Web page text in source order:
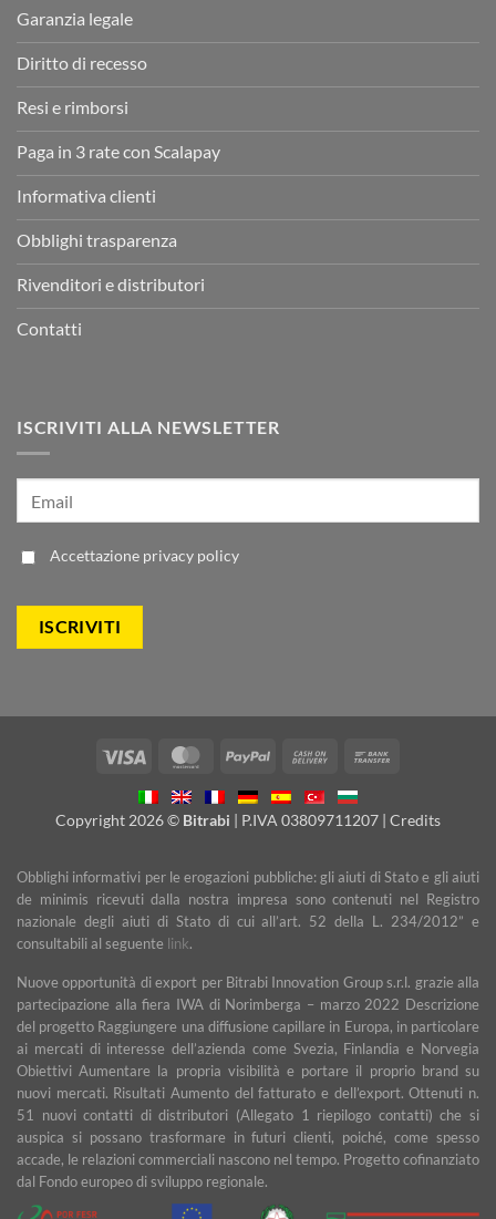
Garanzia legale
Diritto di recesso
Resi e rimborsi
Paga in 3 rate con Scalapay
Informativa clienti
Obblighi trasparenza
Rivenditori e distributori
Contatti
ISCRIVITI ALLA NEWSLETTER
Accettazione privacy policy
Visa MasterCardPayPal
Cash
Delivery
Copyright 2026 © Bitrabi | P.IVA 03809711207 | Credits
Obblighi informativi per le erogazioni pubbliche: gli aiuti di Stato e gli aiuti
de minimis ricevuti dalla nostra impresa sono contenuti nel Registro
nazionale degli aiuti di Stato di cui all’art. 52 della L. 234/2012” e
consultabili al seguente link.
Nuove opportunità di export per Bitrabi Innovation Group s.r.l. grazie alla
partecipazione alla fiera IWA di Norimberga – marzo 2022 Descrizione
del progetto Raggiungere una diffusione capillare in Europa, in particolare
ai mercati di interesse dell’azienda come Svezia, Finlandia e Norvegia
Obiettivi Aumentare la propria visibilità e portare il proprio brand su
nuovi mercati. Risultati Aumento del fatturato e dell’export. Ottenuti n.
51 nuovi contatti di distributori (Allegato 1 riepilogo contatti) che si
auspica si possano trasformare in futuri clienti, poiché, come spesso
accade, le relazioni commerciali nascono nel tempo. Progetto cofinanziato
dal Fondo europeo di sviluppo regionale.